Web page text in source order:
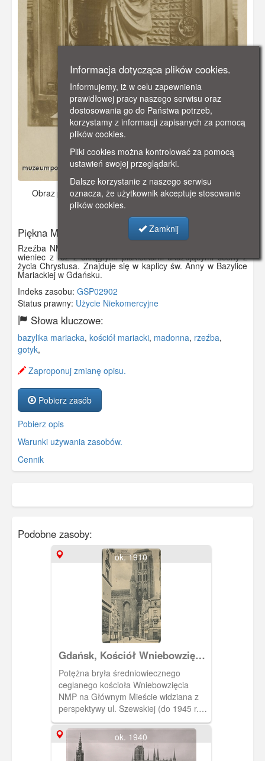
Obraz pochodzi zok. 1910 r.Dodano: 2021-11-08 12:15
Wyświetlono: 3311
Piękna Madonna
Rzeźba NMP z Dzieciątkiem z ok. 1430 r. Madonnę otacza
wieniec z róż z okrągłymi plakietkami ukazującymi sceny z
życia Chrystusa. Znajduje się w kaplicy św. Anny w Bazylice
Mariackiej w Gdańsku.
Indeks zasobu: GSP02902
Status prawny: Użycie Niekomercyjne
Słowa kluczowe:
bazylika mariacka, kościół mariacki, madonna, rzeźba,
gotyk,
Zaproponuj zmianę opisu.
Pobierz zasób
Pobierz opis
Warunki używania zasobów.
Cennik
Podobne zasoby:
ok. 1910
Gdańsk, Kościół Wniebowzięcia
NMP, Danzig Die Marienkirche
Potężna bryła średniowiecznego
ceglanego kościoła Wniebowzięcia
NMP na Głównym Mieście widziana z
perspektywy ul. Szewskiej (do 1945 r.
Korkenmachengasse, czyli wytwórców
ochraniaczy zakładanych na buty, a
wytwarzanych z korka )
ok. 1940
Informacja dotycząca plików cookies.
Informujemy, iż w celu zapewnienia
prawidłowej pracy naszego serwisu oraz
dostosowania go do Państwa potrzeb,
korzystamy z informacji zapisanych za pomocą
plików cookies.
Pliki cookies można kontrolować za pomocą
ustawień swojej przeglądarki.
Dalsze korzystanie z naszego serwisu
oznacza, że użytkownik akceptuje stosowanie
plików cookies.
Zamknij